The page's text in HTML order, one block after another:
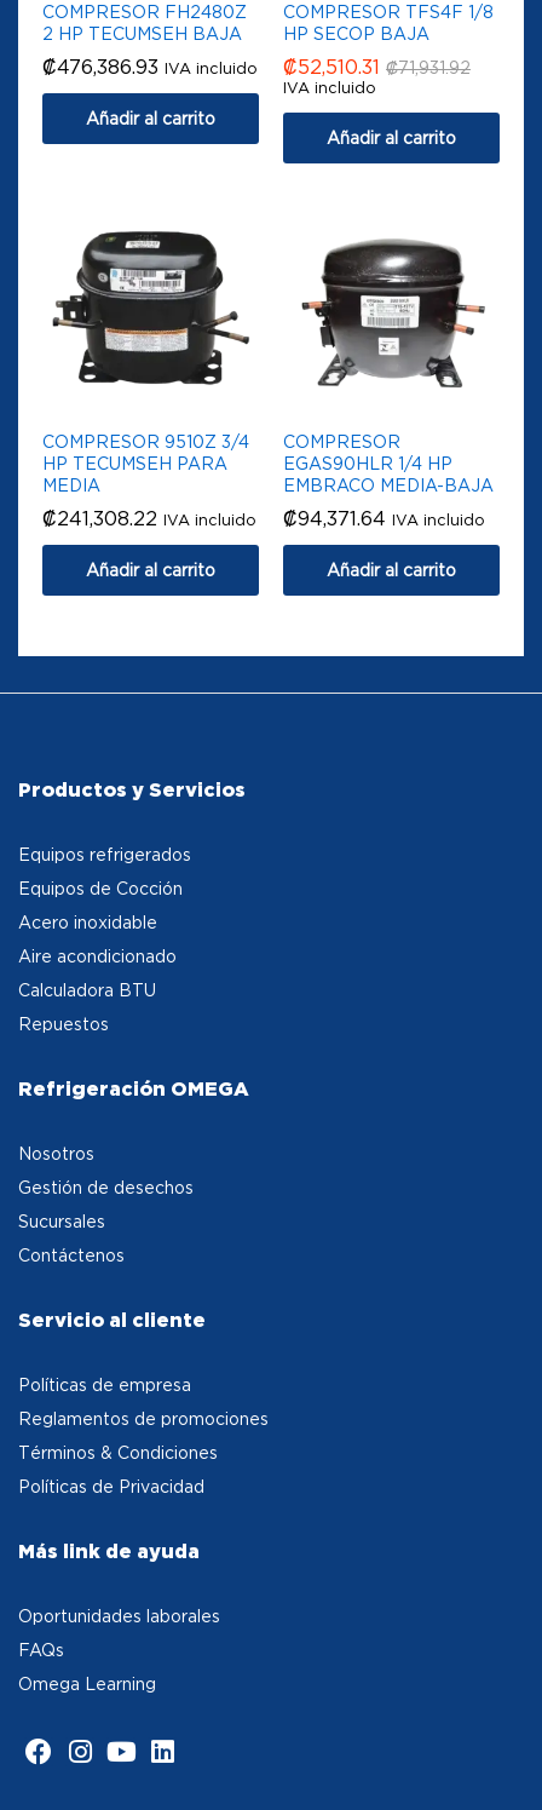
COMPRESOR FH2480Z
2 HP TECUMSEH BAJA
₡476,386.93 IVA incluido
Añadir al carrito
COMPRESOR TFS4F 1/8
HP SECOP BAJA
₡52,510.31 ₡71,931.92
IVA incluido
Añadir al carrito
COMPRESOR 9510Z 3/4
HP TECUMSEH PARA
MEDIA
₡241,308.22 IVA incluido
Añadir al carrito
COMPRESOR
EGAS90HLR 1/4 HP
EMBRACO MEDIA-BAJA
₡94,371.64 IVA incluido
Añadir al carrito
Productos y Servicios
Equipos refrigerados
Equipos de Cocción
Acero inoxidable
Aire acondicionado
Calculadora BTU
Repuestos
Refrigeración OMEGA
Nosotros
Gestión de desechos
Sucursales
Contáctenos
Servicio al cliente
Políticas de empresa
Reglamentos de promociones
Términos & Condiciones
Políticas de Privacidad
Más link de ayuda
Oportunidades laborales
FAQs
Omega Learning